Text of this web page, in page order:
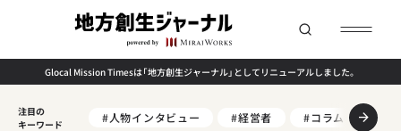
Glocal Mission Timesは「地方創生ジャーナル」としてリニューアルしました。
注目の
キーワード
#人物インタビュー #経営者 #コラム #U/